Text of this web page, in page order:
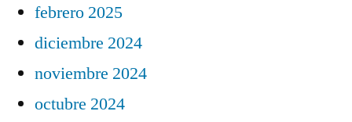
febrero 2025
diciembre 2024
noviembre 2024
octubre 2024